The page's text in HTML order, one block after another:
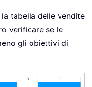
tabella delle vendite
verificare se le
gli obiettivi di